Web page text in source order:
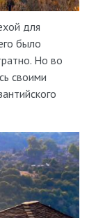
для
было
Но во
своими